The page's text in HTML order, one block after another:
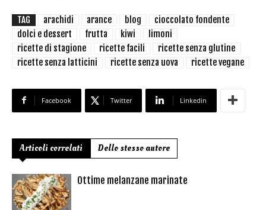
TAG arachidi arance blog
cioccolato fondente
dolci e dessert
frutta kiwi
limoni
ricette di stagione
ricette facili
ricette senza glutine
ricette senza latticini
ricette senza uova ricette vegane
Facebook Twitter Linkedin
Articoli correlati Dello stesso autore
Ottime melanzane marinate